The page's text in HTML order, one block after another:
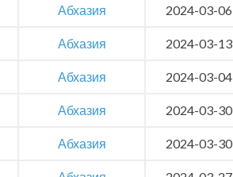
Абхазия 2024-03-06
Абхазия 2024-03-13
Абхазия 2024-03-04
Абхазия 2024-03-30
Абхазия 2024-03-30